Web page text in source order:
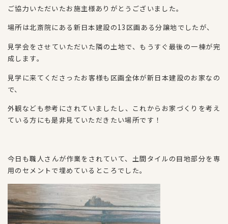
ご協力いただいたお施主様ありがとうございました。
場所は北斎院にある新日本建設の13区画ある分譲地でしたが、
見学会をさせていただいた隣の土地で、もうすぐ最後の一棟が完
成します。
見学に来てくださったお客様も区画全体が新日本建設のお家なの
で、
外観なども参考にされていましたし、これからお家づくりを考え
ている方にも是非見ていただきたい場所です！
今日も職人さんが作業をされていて、土間タイルの目地部分を専
用のセメントで埋めているところでした。